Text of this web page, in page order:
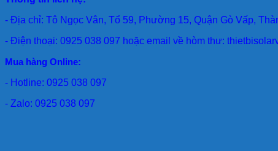
- Địa chỉ: Tô Ngọc Vân, Tổ 59, Phường 15, Quận Gò Vấp,
- Điện thoại: 0925 038 097 hoặc email về hòm thư:
Mua hàng Online:
- Hotline: 0925 038 097
- Zalo: 0925 038 097